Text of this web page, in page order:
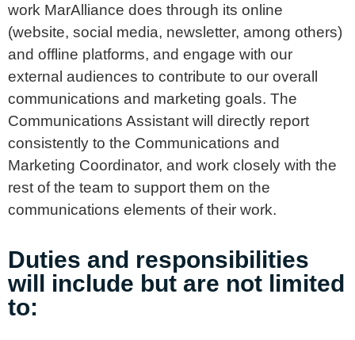
work MarAlliance does through its online
(website, social media, newsletter, among others)
and offline platforms, and engage with our
external audiences to contribute to our overall
communications and marketing goals. The
Communications Assistant will directly report
consistently to the Communications and
Marketing Coordinator, and work closely with the
rest of the team to support them on the
communications elements of their work.
Duties and responsibilities
will include but are not limited
to: